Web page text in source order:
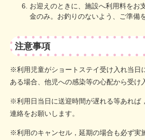
お迎えのときに、施設へ利用料をお
金のみ。お釣りのないよう、ご準備
注意事項
※利用児童がショートステイ受け入れ当
ある場合、他児への感染等の心配から受け
※利用日当日に送迎時間が遅れる等あれば
連絡をお願いします。
※利用のキャンセル，延期の場合も必ず実